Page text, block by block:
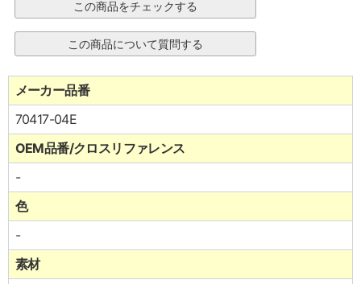
メーカー品番
70417-04E
OEM品番/クロスリファレンス
-
色
-
素材